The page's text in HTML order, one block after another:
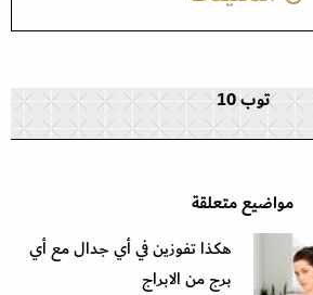
توب 10
مواضيع متعلقة
هكذا تفوزين في أي جدال مع أي
برج من الابراج